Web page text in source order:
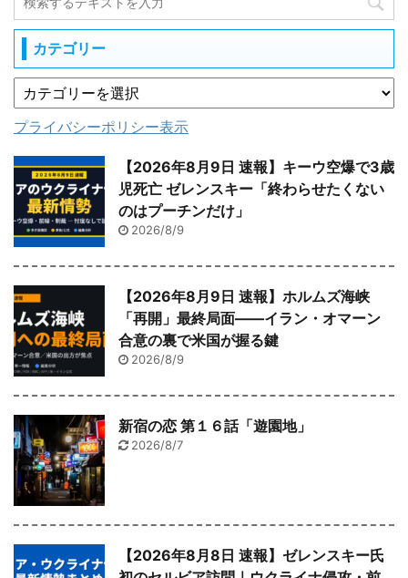
カテゴリー
プライバシーポリシー表示
【2026年8月9日 速報】キーウ空爆で3歳
児死亡 ゼレンスキー「終わらせたくない
のはプーチンだけ」
2026/8/9
【2026年8月9日 速報】ホルムズ海峡
「再開」最終局面――イラン・オマーン
合意の裏で米国が握る鍵
2026/8/9
新宿の恋 第１６話「遊園地」
2026/8/7
【2026年8月8日 速報】ゼレンスキー氏